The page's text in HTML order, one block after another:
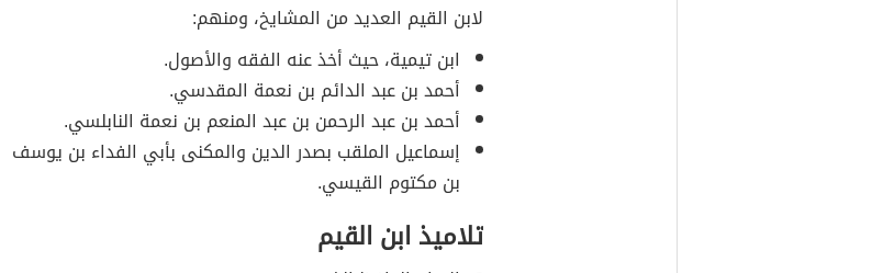
لابن القيم العديد من المشايخ، ومنهم:
ابن تيمية، حيث أخذ عنه الفقه والأصول.
أحمد بن عبد الدائم بن نعمة المقدسي.
أحمد بن عبد الرحمن بن عبد المنعم بن نعمة النابلسي.
إسماعيل الملقب بصدر الدين والمكنى بأبي الفداء بن يوسف
بن مكتوم القيسي.
تلاميذ ابن القيم